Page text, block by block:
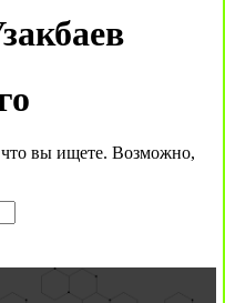
вы ищете. Возможно,